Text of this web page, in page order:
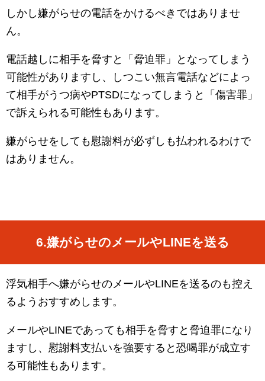
しかし嫌がらせの電話をかけるべきではありませ
ん。
電話越しに相手を脅すと「脅迫罪」となってしまう
可能性がありますし、しつこい無言電話などによっ
て相手がうつ病やPTSDになってしまうと「傷害罪」
で訴えられる可能性もあります。
嫌がらせをしても慰謝料が必ずしも払われるわけで
はありません。
6.嫌がらせのメールやLINEを送る
浮気相手へ嫌がらせのメールやLINEを送るのも控え
るようおすすめします。
メールやLINEであっても相手を脅すと脅迫罪になり
ますし、慰謝料支払いを強要すると恐喝罪が成立す
る可能性もあります。